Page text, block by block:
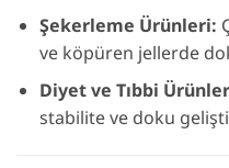
Şekerleme Ürünleri:
ve köpüren jellerde
Diyet ve Tıbbi
stabilite ve doku